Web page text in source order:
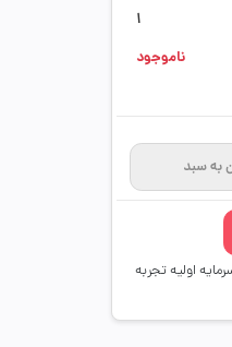
1
ناموجود
به سبد
اولیه تجربه